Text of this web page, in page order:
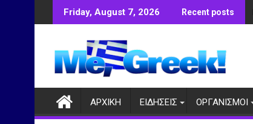
to
Friday, August 7, 2026 Recent posts
ΑΡΧΙΚΗ ΕΙΔΗΣΕΙΣ ΟΡΓΑΝΙΣΜΟΙ